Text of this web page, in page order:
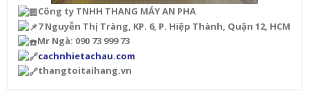
Công ty TNHH THANG MÁY AN PHA
7 Nguyễn Thị Tràng, KP. 6, P. Hiệp Thành, Quận 12, HCM
Mr Ngà: 090 73 999 73
cachnhietachau.com
thangtoitaihang.vn